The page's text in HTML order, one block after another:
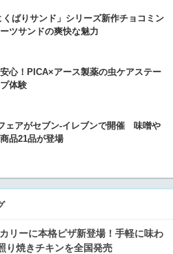
くばりサンド」シリーズ新作チョコミン
ツサンドの爽快な魅力
心！PICA×アース製薬の虫ケアステー
体験
ェアがセブン-イレブンで開催 味噌や
品21品が登場
リーに本格ピザ新登場！手軽に味わ
り焼きチキンを全国発売